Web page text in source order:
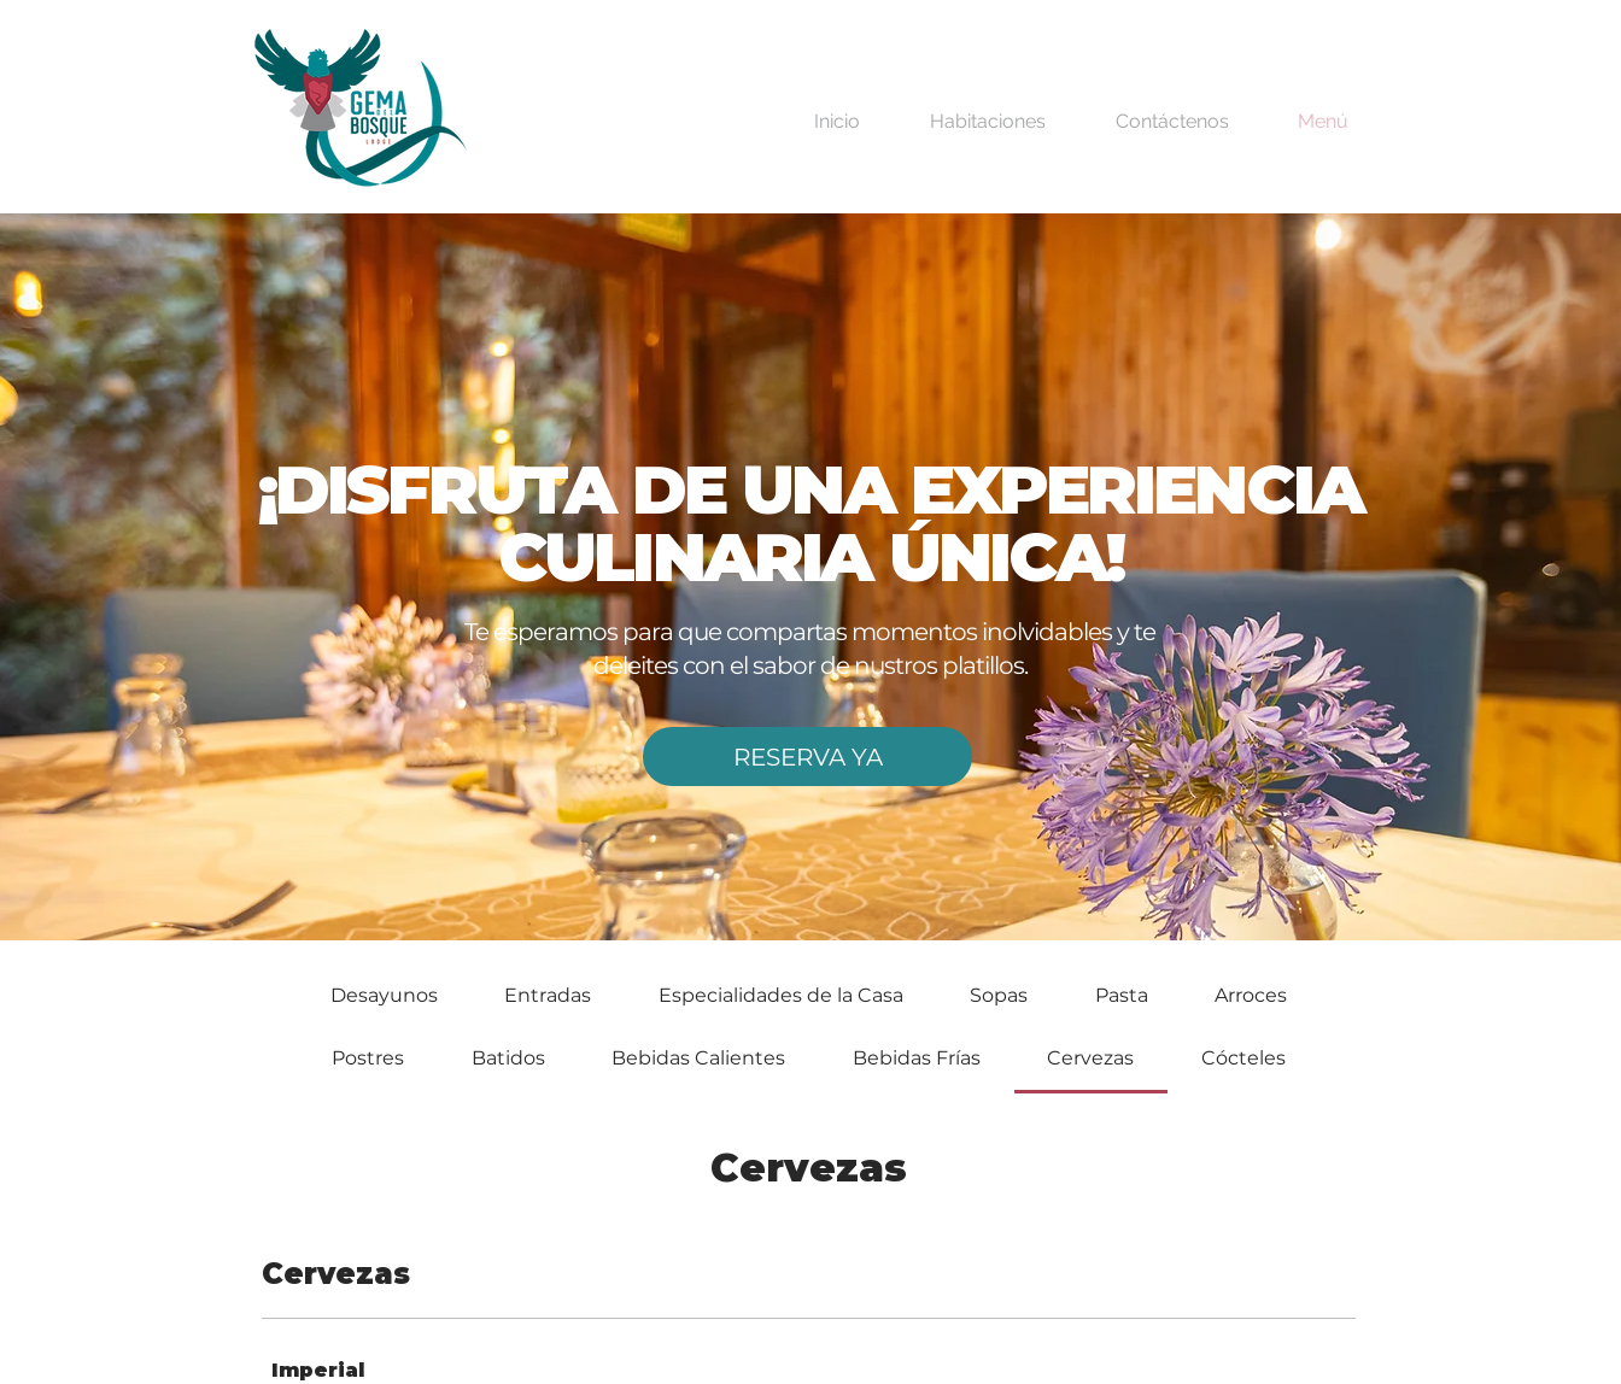
Inicio Habitaciones Contáctenos Menú
¡DISFRUTA DE UNA EXPERIENCIA
CULINARIA ÚNICA!
Te esperamos para que compartas momentos inolvidables y te
deleites con el sabor de nustros platillos.
RESERVA YA
Desayunos Entradas Especialidades de la Casa Sopas Pasta Arroces
Postres Batidos Bebidas Calientes Bebidas Frías Cervezas Cócteles
Cervezas
Cervezas
Imperial